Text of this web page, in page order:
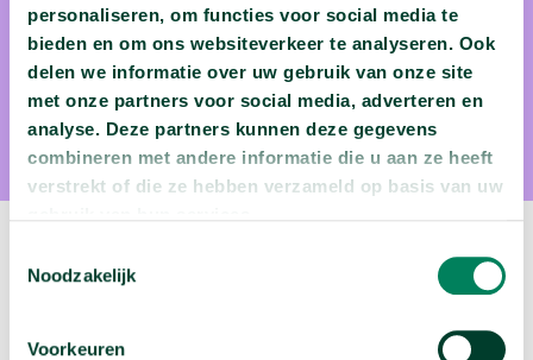
personaliseren, om functies voor social media te
bieden en om ons websiteverkeer te analyseren. Ook
delen we informatie over uw gebruik van onze site
met onze partners voor social media, adverteren en
analyse. Deze partners kunnen deze gegevens
combineren met andere informatie die u aan ze heeft
verstrekt of die ze hebben verzameld op basis van uw
Noodzakelijk
Voorkeuren
Dr. Marlies van Eck
Dr. Marlies van Eck is als jurist verbonden aan de